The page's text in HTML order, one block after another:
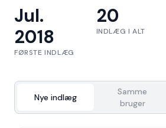
Jul.
2018
FØRSTE INDLÆG
20
INDLÆG I ALT
Nye indlæg
Samme
bruger